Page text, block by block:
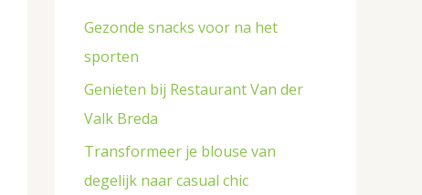
Gezonde snacks voor na het
sporten
Genieten bij Restaurant Van der
Valk Breda
Transformeer je blouse van
degelijk naar casual chic